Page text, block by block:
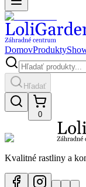
DomovProdukty
Hľadať
0
Kvalitné rastliny a